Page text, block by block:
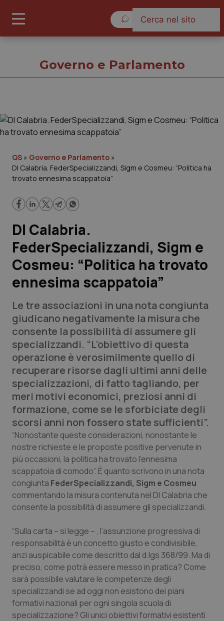
Governo e Parlamento
Regioni e Asl
Lavoro e Professioni
Scienza e Farmaci
Studi e Analisi
Lettere al direttore
Edizioni Regionali
QS Pro
Professionisti Sanitari.AI
Abruzzo
Basilicata
Calabria
Campania
Emilia-Romagna
Friuli Venezia Giulia
Lazio
Liguria
Lombardia
QS Pro Gold
Artrite & artrosi
Asma & BPCO
Car-T
Colesterolo & coronaropatie
Dermatite Atopica
Diabete & glucometri
Disturbi dell’umore
Dolore
QS Club Newsletter
Governo e Parlamento
QS » Governo e Parlamento »
Dl Calabria. FederSpecializzandi, Sigm e Cosmeu: “Politica ha
trovato ennesima scappatoia”
Dl Calabria.
FederSpecializzandi, Sigm e
Cosmeu: “Politica ha trovato
ennesima scappatoia”
Le tre associazioni in una nota congiunta
giudicano negativamente la misura che
consente la possibilità di assumere gli
specializzandi. “L’obiettivo di questa
operazione è verosimilmente quello di
recuperare risorse dagli ultimi anni delle
specializzazioni, di fatto tagliando, per
meri motivi economici, preziosi anni di
formazione, come se le sforbiciate degli
scorsi anni non fossero state sufficienti”.
“Nonostante queste considerazioni, nonostante le
nostre richieste e le proposte positive pervenute in
più occasioni, la politica ha trovato l’ennesima
scappatoia di comodo”. È quanto scrivono in una nota
congiunta FederSpecializzandi, Sigm e Cosmeu
commentando la misura contenuta nel Dl Calabria che
consente la possibilità di assumere gli specializzandi.
“Sulla carta – si legge – , l’assunzione progressiva di
responsabilità è un concetto giusto e condivisibile,
anzi auspicabile come descritto dal d.lgs 368/99. Ma di
preciso, come potrà essere messo in pratica? Come
sarà possibile valutare le competenze degli
specializzandi se ad oggi non esistono dei piani
formativi nazionali per ogni singola scuola di
specializzazione? Gli unici obiettivi formativi esistenti